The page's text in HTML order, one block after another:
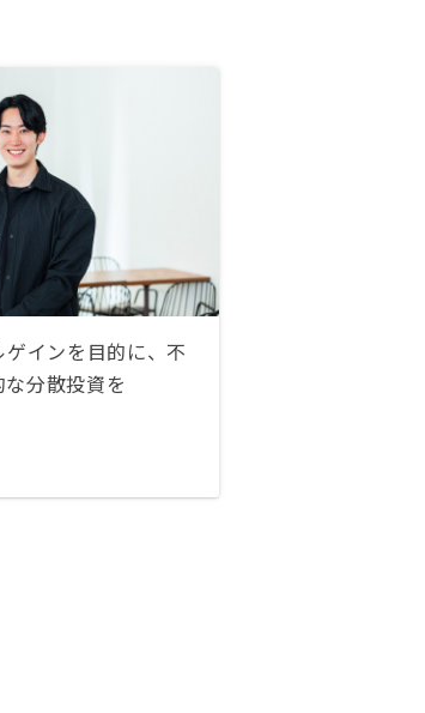
インを目的に、不
分散投資を